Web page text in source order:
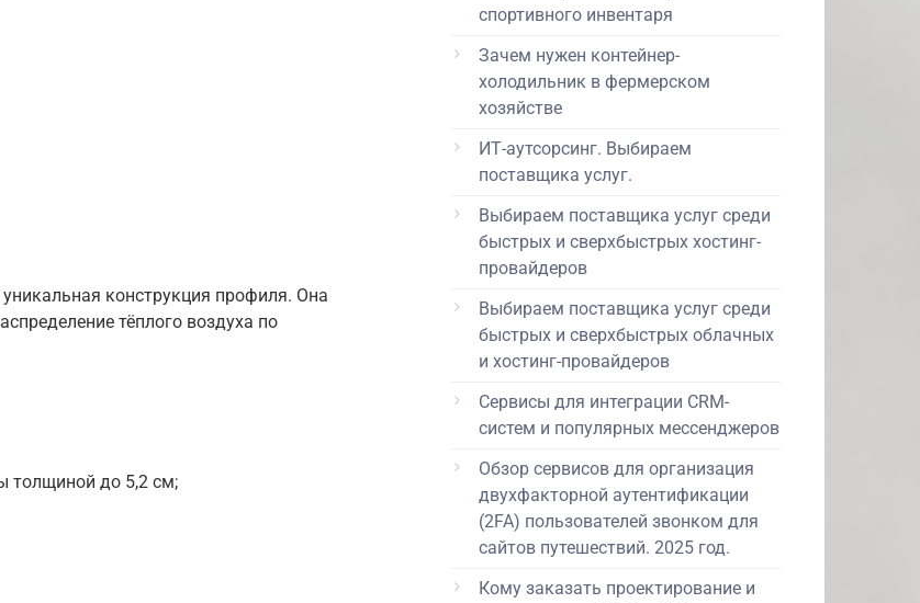
конструкция профиля. Она
тёплого воздуха по
толщиной до 5,2 см;
спортивного инвентаря
Зачем нужен контейнер-
холодильник в фермерском
хозяйстве
ИТ-аутсорсинг. Выбираем
поставщика услуг.
Выбираем поставщика услуг среди
быстрых и сверхбыстрых хостинг-
провайдеров
Выбираем поставщика услуг среди
быстрых и сверхбыстрых облачных
и хостинг-провайдеров
Сервисы для интеграции CRM-
систем и популярных мессенджеров
Обзор сервисов для организация
двухфакторной аутентификации
(2FA) пользователей звонком для
сайтов путешествий. 2025 год.
Кому заказать проектирование и